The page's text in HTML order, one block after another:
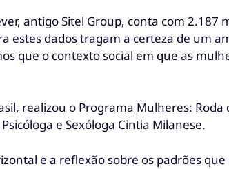
antigo Sitel Group, conta com 2.187
estes dados tragam a certeza de um
que o contexto social em que as
realizou o Programa Mulheres:
e Sexóloga Cintia Milanese.
e a reflexão sobre os padrões